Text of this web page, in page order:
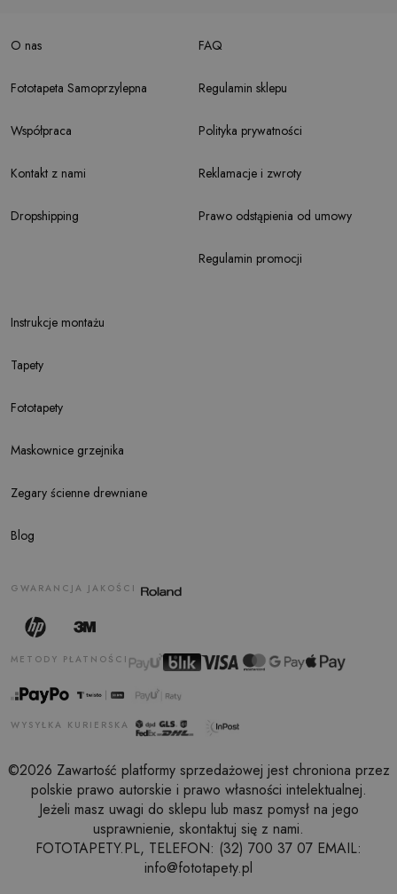
O nas
Fototapeta Samoprzylepna
Współpraca
Kontakt z nami
Dropshipping
Instrukcje montażu
Tapety
Fototapety
Maskownice grzejnika
Zegary ścienne drewniane
Blog
FAQ
Regulamin sklepu
Polityka prywatności
Reklamacje i zwroty
Prawo odstąpienia od umowy
Regulamin promocji
GWARANCJA JAKOŚCI
WYSYŁKA KURIERSKA
METODY PŁATNOŚCI
©2026 Zawartość platformy sprzedażowej jest chroniona przez
polskie prawo autorskie i prawo własności intelektualnej.
Jeżeli masz uwagi do sklepu lub masz pomysł na jego
usprawnienie, skontaktuj się z nami.
FOTOTAPETY.PL, TELEFON: (32) 700 37 07 EMAIL:
info@fototapety.pl